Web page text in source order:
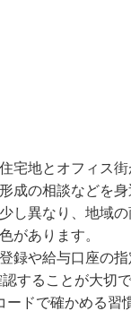
宅地とオフィス
成の相談などを
し異なり、地域
があります。
録や給与口座の
することが大切
ードで確かめる習